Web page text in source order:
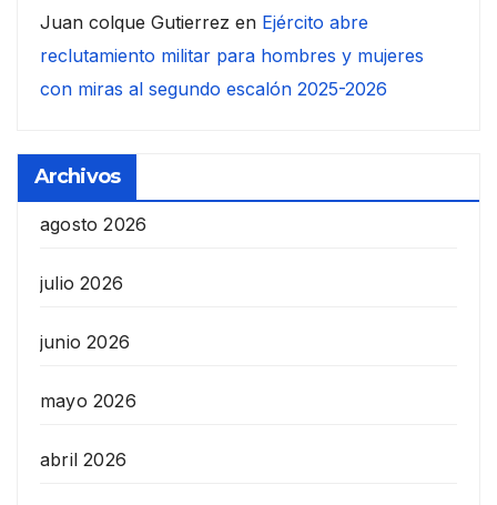
Juan colque Gutierrez en Ejército abre
reclutamiento militar para hombres y mujeres
con miras al segundo escalón 2025-2026
Archivos
agosto 2026
julio 2026
junio 2026
mayo 2026
abril 2026